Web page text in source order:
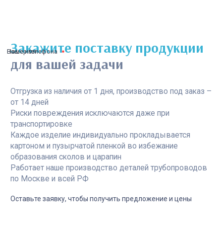
Закажите поставку продукции
для вашей задачи
Отгрузка из наличия от 1 дня, производство под заказ –
от 14 дней
Риски повреждения исключаются даже при
транспортировке
Каждое изделие индивидуально прокладывается
картоном и пузырчатой пленкой во избежание
образования сколов и царапин
Работает наше производство деталей трубопроводов
по Москве и всей РФ
Оставьте заявку, чтобы получить предложение и цены
Ваше имя
Номер телефона